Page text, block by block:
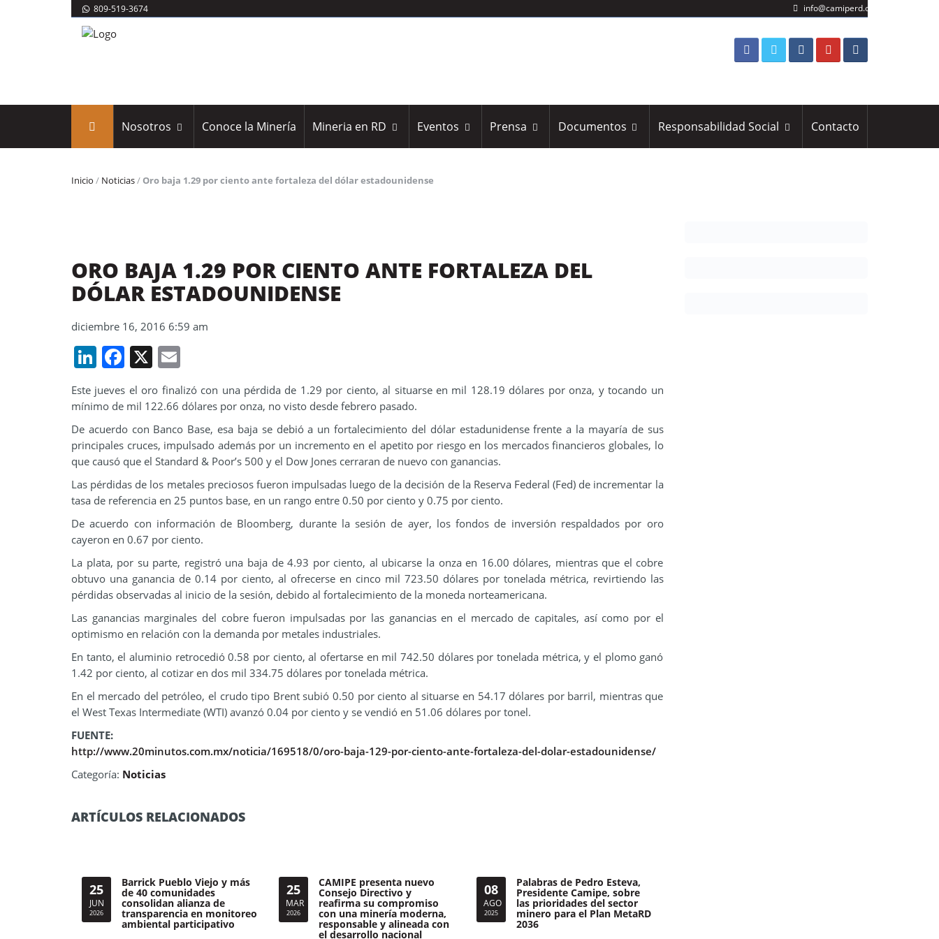
809-519-3674 info@camiperd.org
Nosotros Conoce la Minería Mineria en RD Eventos Prensa Documentos Responsabilidad Social Contacto
Inicio / Noticias/Oro baja 1.29 por ciento ante fortaleza del dólar estadounidense
ORO BAJA 1.29 POR CIENTO ANTE FORTALEZA DEL
DÓLAR ESTADOUNIDENSE
diciembre 16, 2016 6:59 am
LinkedIn
Facebook
X
Este jueves el oro finalizó con una pérdida de 1.29 por ciento, al situarse en mil 128.19 dólares por onza, y tocando un
mínimo de mil 122.66 dólares por onza, no visto desde febrero pasado.
De acuerdo con Banco Base, esa baja se debió a un fortalecimiento del dólar estadunidense frente a la mayaría de sus
principales cruces, impulsado además por un incremento en el apetito por riesgo en los mercados financieros globales, lo
que causó que el Standard & Poor’s 500 y el Dow Jones cerraran de nuevo con ganancias.
Las pérdidas de los metales preciosos fueron impulsadas luego de la decisión de la Reserva Federal (Fed) de incrementar la
tasa de referencia en 25 puntos base, en un rango entre 0.50 por ciento y 0.75 por ciento.
De acuerdo con información de Bloomberg, durante la sesión de ayer, los fondos de inversión respaldados por oro
cayeron en 0.67 por ciento.
La plata, por su parte, registró una baja de 4.93 por ciento, al ubicarse la onza en 16.00 dólares, mientras que el cobre
obtuvo una ganancia de 0.14 por ciento, al ofrecerse en cinco mil 723.50 dólares por tonelada métrica, revirtiendo las
pérdidas observadas al inicio de la sesión, debido al fortalecimiento de la moneda norteamericana.
Las ganancias marginales del cobre fueron impulsadas por las ganancias en el mercado de capitales, así como por el
optimismo en relación con la demanda por metales industriales.
En tanto, el aluminio retrocedió 0.58 por ciento, al ofertarse en mil 742.50 dólares por tonelada métrica, y el plomo ganó
1.42 por ciento, al cotizar en dos mil 334.75 dólares por tonelada métrica.
En el mercado del petróleo, el crudo tipo Brent subió 0.50 por ciento al situarse en 54.17 dólares por barril, mientras que
el West Texas Intermediate (WTI) avanzó 0.04 por ciento y se vendió en 51.06 dólares por tonel.
FUENTE:
http://www.20minutos.com.mx/noticia/169518/0/oro-baja-129-por-ciento-ante-fortaleza-del-dolar-estadounidense/
Categoría: Noticias
ARTÍCULOS RELACIONADOS
25
JUN
2026
Barrick Pueblo Viejo y más
de 40 comunidades
consolidan alianza de
transparencia en monitoreo
ambiental participativo
25
MAR
2026
CAMIPE presenta nuevo
Consejo Directivo y
reafirma su compromiso
con una minería moderna,
responsable y alineada con
el desarrollo nacional
08
AGO
2025
Palabras de Pedro Esteva,
Presidente Camipe, sobre
las prioridades del sector
minero para el Plan MetaRD
2036